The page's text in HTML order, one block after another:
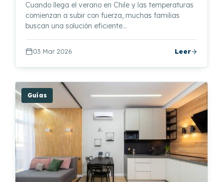
Cuando llega el verano en Chile y las temperaturas
comienzan a subir con fuerza, muchas familias
buscan una solución eficiente…
03 Mar 2026 Leer
Guías